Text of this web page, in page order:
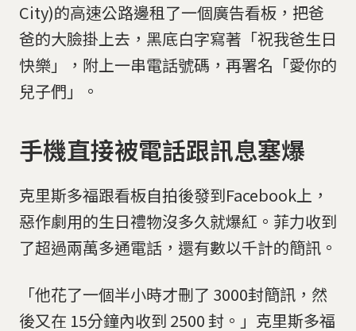
City)的高速公路邊租了一個廣告看板，把爸
爸的大臉掛上去，黑底白字寫著「祝我爸生日
快樂」，附上一串電話號碼，再署名「愛你的
兒子們」。
手機直接被電話跟訊息塞爆
克里斯多福跟看板自拍後發到Facebook上，
惡作劇用的生日禮物沒多久就爆紅。菲力收到
了超過兩萬多通電話，還有數以千計的簡訊。
「他花了一個半小時才刪了 3000封簡訊，然
後又在 15分鐘內收到 2500 封。」克里斯多福